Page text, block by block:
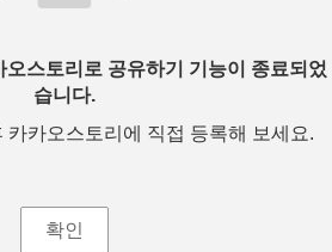
스토리로 공유하기 기능이 종료되었
습니다.
카카오스토리에 직접 등록해 보세요.
확인